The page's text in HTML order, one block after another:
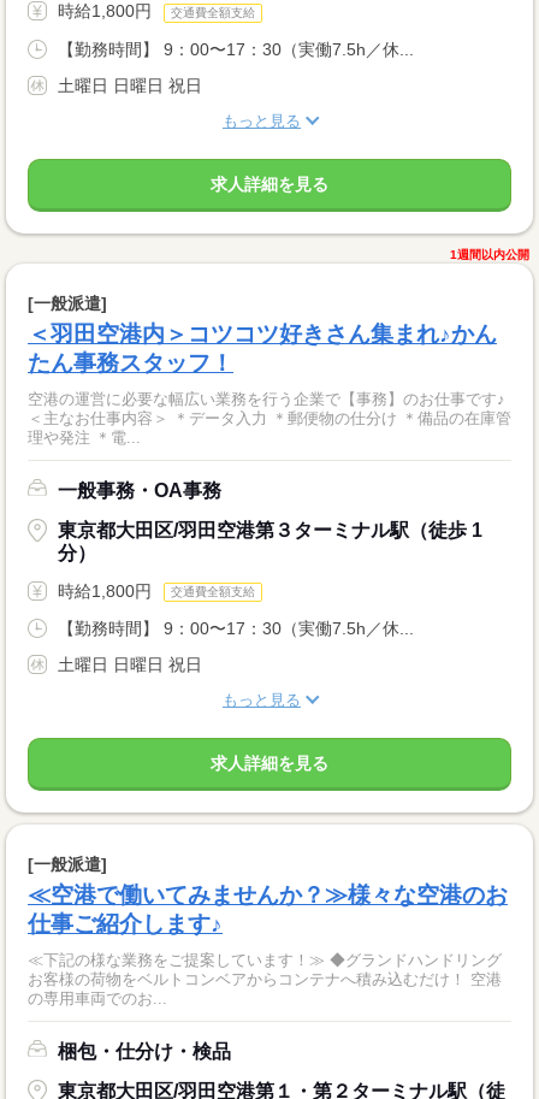
時給1,800円 交通費全額支給
【勤務時間】 9：00〜17：30（実働7.5h／休...
土曜日 日曜日 祝日
もっと見る
求人詳細を見る
1週間以内公開
[一般派遣]
＜羽田空港内＞コツコツ好きさん集まれ♪かん
たん事務スタッフ！
空港の運営に必要な幅広い業務を行う企業で【事務】のお仕事です♪
＜主なお仕事内容＞ ＊データ入力 ＊郵便物の仕分け ＊備品の在庫管
理や発注 ＊電...
一般事務・OA事務
東京都大田区/羽田空港第３ターミナル駅（徒歩 1
分）
時給1,800円 交通費全額支給
【勤務時間】 9：00〜17：30（実働7.5h／休...
土曜日 日曜日 祝日
もっと見る
求人詳細を見る
[一般派遣]
≪空港で働いてみませんか？≫様々な空港のお
仕事ご紹介します♪
≪下記の様な業務をご提案しています！≫ ◆グランドハンドリング
お客様の荷物をベルトコンベアからコンテナへ積み込むだけ！ 空港
の専用車両でのお...
梱包・仕分け・検品
東京都大田区/羽田空港第１・第２ターミナル駅（徒